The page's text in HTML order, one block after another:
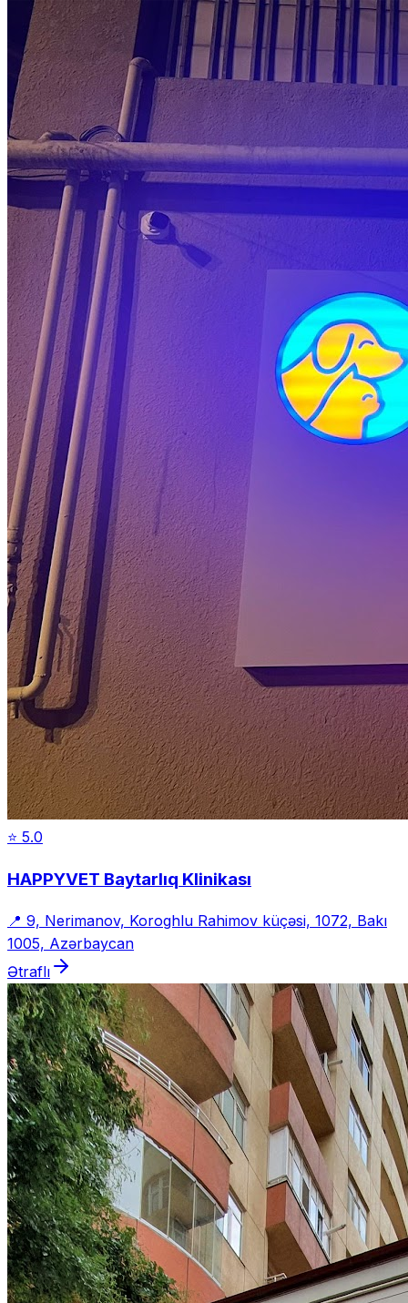
⭐ 5.0
HAPPYVET Baytarlıq Klinikası
📍 9, Nerimanov, Koroghlu Rahimov küçəsi, 1072, Bakı
1005, Azərbaycan
Ətraflı